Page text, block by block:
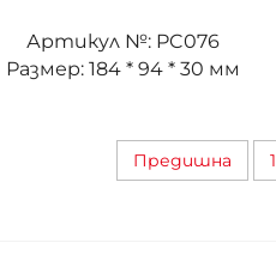
Артикул №: PC076
Размер: 184 * 94 * 30 мм
Предишна 1